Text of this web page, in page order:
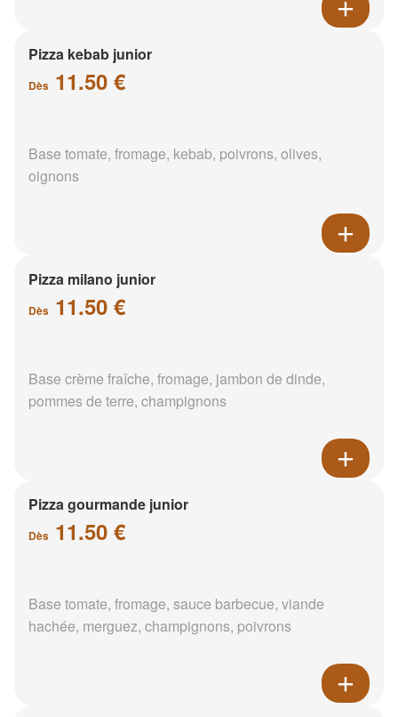
Pizza kebab junior
Dès 11.50 €
Base tomate, fromage, kebab, poivrons, olives,
oignons
Pizza milano junior
Dès 11.50 €
Base crème fraîche, fromage, jambon de dinde,
pommes de terre, champignons
Pizza gourmande junior
Dès 11.50 €
Base tomate, fromage, sauce barbecue, viande
hachée, merguez, champignons, poivrons